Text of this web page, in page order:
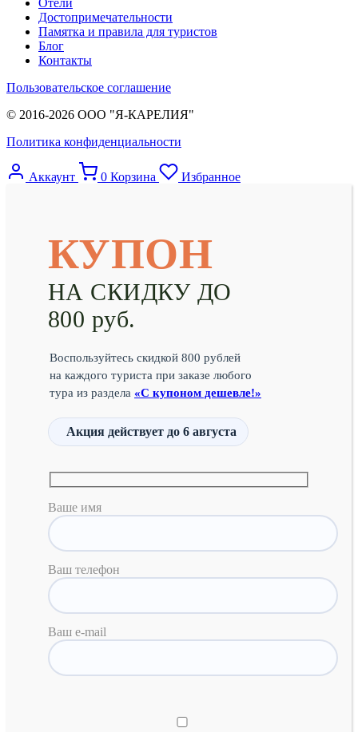
Отели
Достопримечательности
Памятка и правила для туристов
Блог
Контакты
Пользовательское соглашение
© 2016-2026 ООО "Я-КАРЕЛИЯ"
Политика конфиденциальности
Аккаунт 0 Корзина Избранное
КУПОН
НА СКИДКУ ДО
800 руб.
Воспользуйтесь скидкой 800 рублей
на каждого туриста при заказе любого
тура из раздела «С купоном дешевле!»
Акция действует до 6 августа
Ваше имя
Ваш телефон
Ваш e-mail